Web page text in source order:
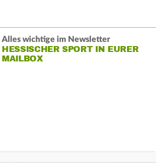
Alles wichtige im Newsletter
HESSISCHER SPORT IN EURER
MAILBOX